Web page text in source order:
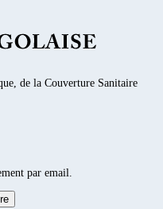
de la Couverture Sanitaire
par email.